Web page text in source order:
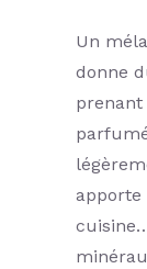
L’équipe
Nous contacter
Un
donne
prenant
apporte